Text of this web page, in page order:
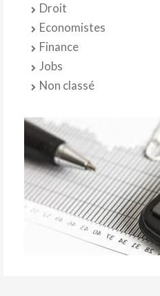
Droit
Economistes
Finance
Jobs
Non classé